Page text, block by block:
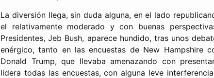
La diversión llega, sin duda alguna, en el lado
el relativamente moderado y con buenas
Presidentes, Jeb Bush, aparece hundido, tras unos
enérgico, tanto en las encuestas de New Hampshire
Donald Trump, que llevaba amenazando con
lidera todas las encuestas, con alguna leve